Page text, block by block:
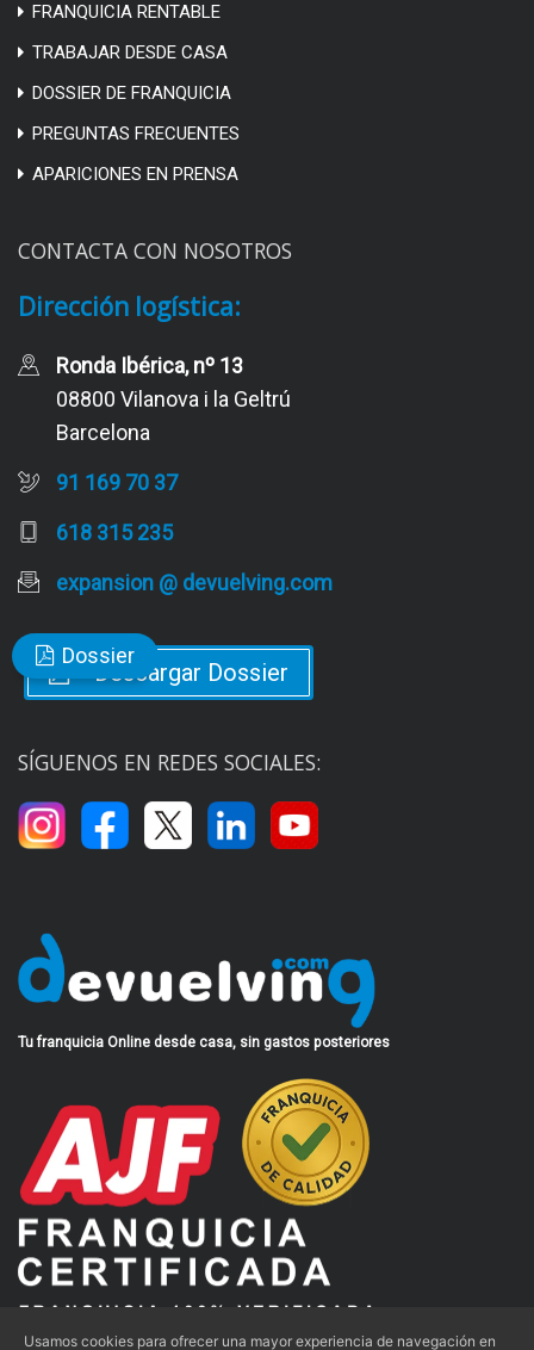
FRANQUICIA RENTABLE
TRABAJAR DESDE CASA
DOSSIER DE FRANQUICIA
PREGUNTAS FRECUENTES
APARICIONES EN PRENSA
CONTACTA CON NOSOTROS
Dirección logística:
Ronda Ibérica, nº 13
08800 Vilanova i la Geltrú
Barcelona
91 169 70 37
618 315 235
expansion @ devuelving.com
Descargar Dossier
SÍGUENOS EN REDES SOCIALES:
Tu franquicia Online desde casa, sin gastos posteriores
Dossier
Usamos cookies para ofrecer una mayor experiencia de navegación en